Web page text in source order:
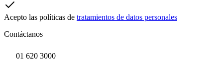
Acepto las políticas de tratamientos de datos personales
Contáctanos
01 620 3000